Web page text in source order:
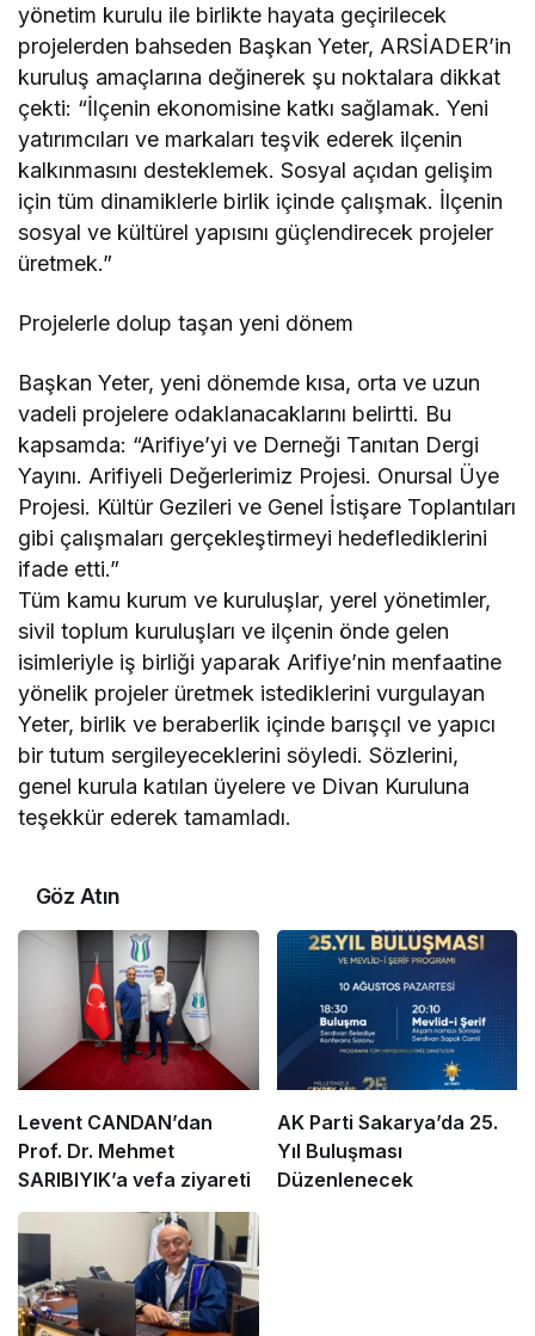
yönetim kurulu ile birlikte hayata geçirilecek
projelerden bahseden Başkan Yeter, ARSİADER’in
kuruluş amaçlarına değinerek şu noktalara dikkat
çekti: “İlçenin ekonomisine katkı sağlamak. Yeni
yatırımcıları ve markaları teşvik ederek ilçenin
kalkınmasını desteklemek. Sosyal açıdan gelişim
için tüm dinamiklerle birlik içinde çalışmak. İlçenin
sosyal ve kültürel yapısını güçlendirecek projeler
üretmek.”
Projelerle dolup taşan yeni dönem
Başkan Yeter, yeni dönemde kısa, orta ve uzun
vadeli projelere odaklanacaklarını belirtti. Bu
kapsamda: “Arifiye’yi ve Derneği Tanıtan Dergi
Yayını. Arifiyeli Değerlerimiz Projesi. Onursal Üye
Projesi. Kültür Gezileri ve Genel İstişare Toplantıları
gibi çalışmaları gerçekleştirmeyi hedeflediklerini
ifade etti.”
Tüm kamu kurum ve kuruluşlar, yerel yönetimler,
sivil toplum kuruluşları ve ilçenin önde gelen
isimleriyle iş birliği yaparak Arifiye’nin menfaatine
yönelik projeler üretmek istediklerini vurgulayan
Yeter, birlik ve beraberlik içinde barışçıl ve yapıcı
bir tutum sergileyeceklerini söyledi. Sözlerini,
genel kurula katılan üyelere ve Divan Kuruluna
teşekkür ederek tamamladı.
Göz Atın
Levent CANDAN’dan
Prof. Dr. Mehmet
SARIBIYIK’a vefa ziyareti
AK Parti Sakarya’da 25.
Yıl Buluşması
Düzenlenecek